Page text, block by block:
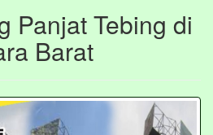
Panjat Tebing di
Barat